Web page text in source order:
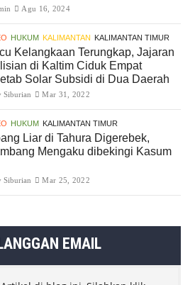
Agu 16, 2024
HUKUM KALIMANTAN KALIMANTAN TIMUR
Kelangkaan Terungkap, Jajaran
di Kaltim Ciduk Empat
Solar Subsidi di Dua Daerah
Siburian Mar 31, 2022
HUKUM KALIMANTAN TIMUR
Liar di Tahura Digerebek,
Mengaku dibekingi Kasum
Siburian Mar 25, 2022
EMAIL